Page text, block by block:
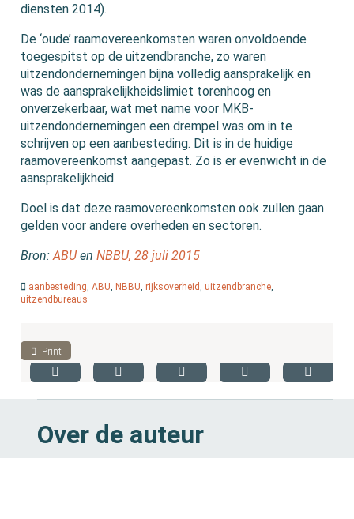
diensten 2014).
De ‘oude’ raamovereenkomsten waren onvoldoende
toegespitst op de uitzendbranche, zo waren
uitzendondernemingen bijna volledig aansprakelijk en
was de aansprakelijkheidslimiet torenhoog en
onverzekerbaar, wat met name voor MKB-
uitzendondernemingen een drempel was om in te
schrijven op een aanbesteding. Dit is in de huidige
raamovereenkomst aangepast. Zo is er evenwicht in de
aansprakelijkheid.
Doel is dat deze raamovereenkomsten ook zullen gaan
gelden voor andere overheden en sectoren.
Bron:ABUenNBBU, 28 juli 2015
aanbesteding,ABU, NBBU,rijksoverheid,uitzendbranche,
uitzendbureaus
Print
Over de auteur